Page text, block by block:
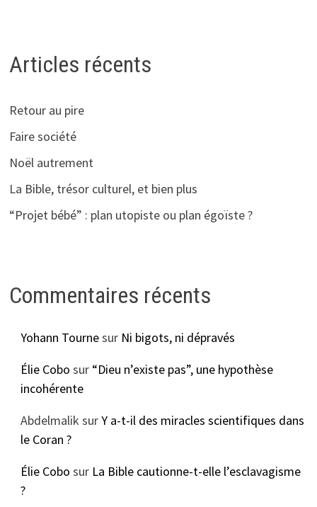
Articles récents
Retour au pire
Faire société
Noël autrement
La Bible, trésor culturel, et bien plus
“Projet bébé” : plan utopiste ou plan égoïste ?
Commentaires récents
Yohann Tournesur Ni bigots, ni dépravés
Élie Cobo sur “Dieu n’existe pas”, une hypothèse
incohérente
Abdelmalik surY a-t-il des miracles scientifiques dans
le Coran ?
Élie Cobo sur La Bible cautionne-t-elle l’esclavagisme
?